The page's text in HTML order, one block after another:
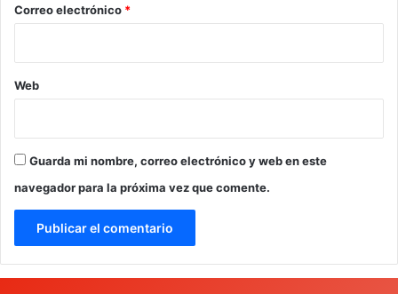
*
Correo electrónico *
Web
Guarda mi nombre, correo electrónico y web en este
navegador para la próxima vez que comente.